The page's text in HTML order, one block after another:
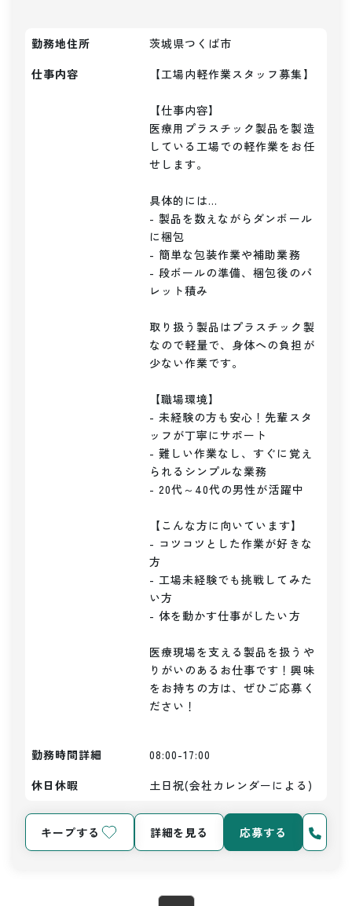
勤務地住所
茨城県つくば市
仕事内容
【工場内軽作業スタッフ募集】
【仕事内容】
医療用プラスチック製品を製造
している工場での軽作業をお任
せします。
具体的には…
- 製品を数えながらダンボール
に梱包
- 簡単な包装作業や補助業務
- 段ボールの準備、梱包後のパ
レット積み
取り扱う製品はプラスチック製
なので軽量で、身体への負担が
少ない作業です。
【職場環境】
- 未経験の方も安心！先輩スタ
ッフが丁寧にサポート
- 難しい作業なし、すぐに覚え
られるシンプルな業務
- 20代～40代の男性が活躍中
【こんな方に向いています】
- コツコツとした作業が好きな
方
- 工場未経験でも挑戦してみた
い方
- 体を動かす仕事がしたい方
医療現場を支える製品を扱うや
りがいのあるお仕事です！興味
をお持ちの方は、ぜひご応募く
ださい！
勤務時間詳細
08:00-17:00
休日休暇
土日祝(会社カレンダーによる)
キープする 詳細を見る 応募する